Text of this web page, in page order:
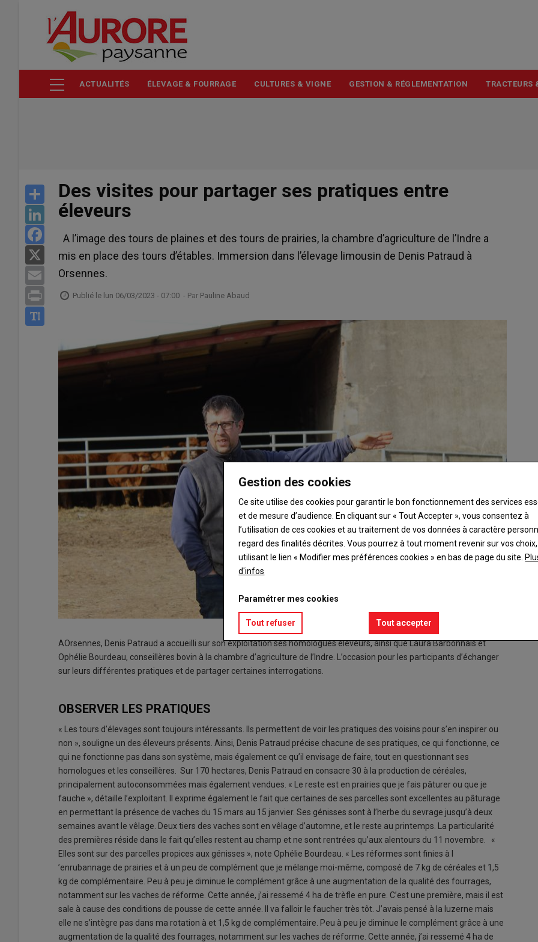
contenu
ACTUALITÉS ÉLEVAGE & FOURRAGE CULTURES & VIGNE GESTION & RÉGLEMENTATION TRACTEURS
Share
LinkedIn
Facebook
Email
Print
Des visites pour partager ses pratiques entre
éleveurs
A l’image des tours de plaines et des tours de prairies, la chambre d’agriculture de l’Indre a
mis en place des tours d’étables. Immersion dans l’élevage limousin de Denis Patraud à
Orsennes.
Publié le lun 06/03/2023 - 07:00 - Par Pauline Abaud
AOrsennes, Denis Patraud a accueilli sur son exploitation ses homologues éleveurs, ainsi que Laura Barbonnais et
Ophélie Bourdeau, conseillères bovin à la chambre d’agriculture de l’Indre. L’occasion pour les participants d’échanger
sur leurs différentes pratiques et de partager certaines interrogations.
OBSERVER LES PRATIQUES
« Les tours d’élevages sont toujours intéressants. Ils permettent de voir les pratiques des voisins pour s’en inspirer ou
non », souligne un des éleveurs présents. Ainsi, Denis Patraud précise chacune de ses pratiques, ce qui fonctionne, ce
qui ne fonctionne pas dans son système, mais également ce qu’il envisage de faire, tout en questionnant ses
homologues et les conseillères. Sur 170 hectares, Denis Patraud en consacre 30 à la production de céréales,
principalement autoconsommées mais également vendues. « Le reste est en prairies que je fais pâturer ou que je
fauche », détaille l’exploitant. Il exprime également le fait que certaines de ses parcelles sont excellentes au pâturage
en permettant la présence de vaches du 15 mars au 15 janvier. Ses génisses sont à l’herbe du sevrage jusqu’à deux
semaines avant le vêlage. Deux tiers des vaches sont en vêlage d’automne, et le reste au printemps. La particularité
des premières réside dans le fait qu’elles restent au champ et ne sont rentrées qu’aux alentours du 11 novembre. «
Elles sont sur des parcelles propices aux génisses », note Ophélie Bourdeau. « Les réformes sont finies à l
’enrubannage de prairies et à un peu de complément que je mélange moi-même, composé de 7 kg de céréales et 1,5
kg de complémentaire. Peu à peu je diminue le complément grâce à une augmentation de la qualité des fourrages,
notamment sur les vaches de réforme. Cette année, j’ai ressemé 4 ha de trèfle en pure. C’est une première, mais il est
sale à cause des conditions de pousse de cette année. Il va falloir le faucher très tôt. J’avais pensé à la luzerne mais
elle ne s’intègre pas dans ma rotation à et 1,5 kg de complémentaire. Peu à peu je diminue le complément grâce à une
augmentation de la qualité des fourrages, notamment sur les vaches de réforme. Cette année, j’ai ressemé 4 ha de
Gestion des cookies
Ce site utilise des cookies pour garantir le bon fonctionnement des services
et de mesure d’audience. En cliquant sur « Tout Accepter », vous consentez à
l’utilisation de ces cookies et au traitement de vos données à caractère
regard des finalités décrites. Vous pourrez à tout moment revenir sur vos
utilisant le lien « Modifier mes préférences cookies » en bas de page du site.
d'infos
Paramétrer mes cookies
Tout refuser Tout accepter